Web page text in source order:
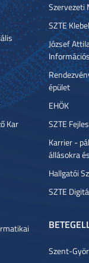
Kar
Szervezeti
SZTE
József
épület
EHÖK
SZTE
Karrier -
állásokra
Hallgatói
SZTE
Szent-